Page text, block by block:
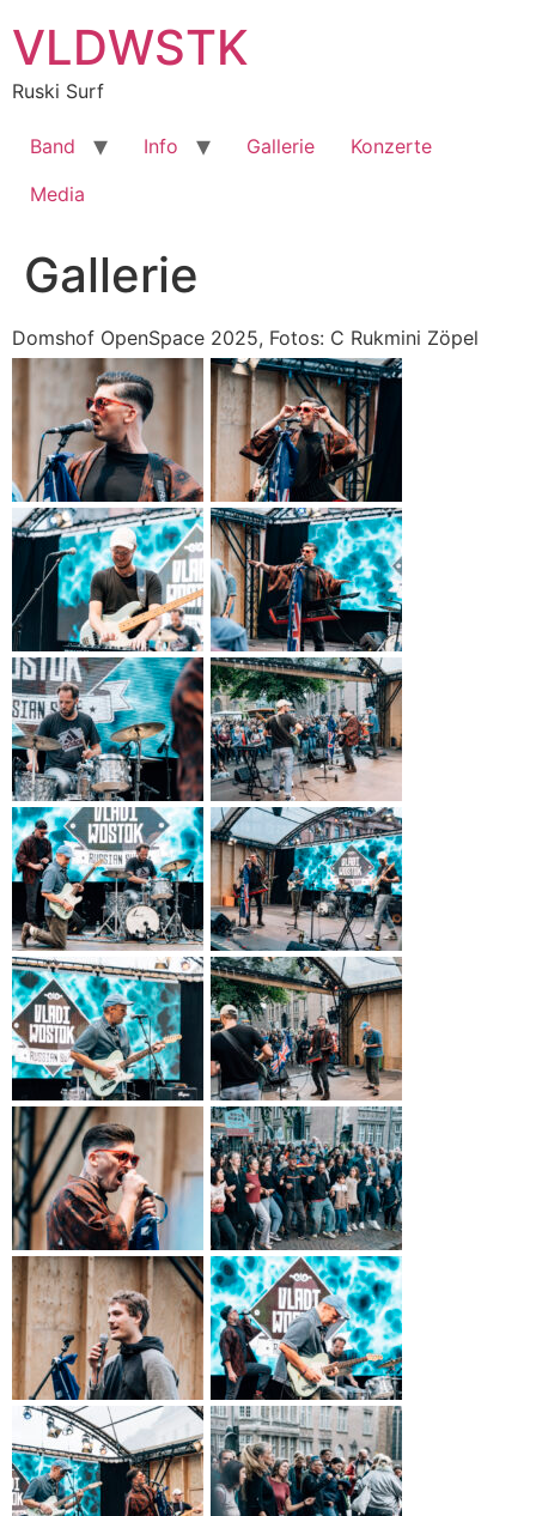
Inhalt
springen
VLDWSTK
Ruski Surf
Band Info Gallerie
Konzerte
Media
Gallerie
Domshof OpenSpace 2025, Fotos: C Rukmini Zöpel